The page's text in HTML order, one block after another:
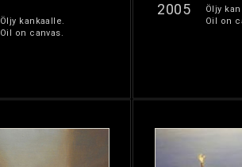
Öljy kankaalle.
Oil on canvas.
2005
Öljy
Oil on